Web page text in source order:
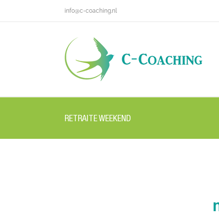
info@c-coaching.nl
RETRAITE WEEKEND